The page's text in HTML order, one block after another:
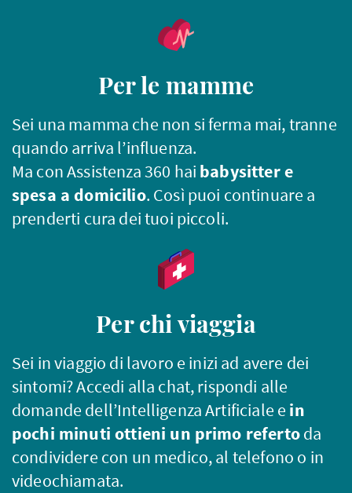
Per le mamme
Sei una mamma che non si ferma mai, tranne
quando arriva l’influenza.
Ma con Assistenza 360 hai babysitter e
spesa a domicilio. Così puoi continuare a
prenderti cura dei tuoi piccoli.
Per chi viaggia
Sei in viaggio di lavoro e inizi ad avere dei
sintomi? Accedi alla chat, rispondi alle
domande dell’Intelligenza Artificiale e in
pochi minuti ottieni un primo refertoda
condividere con un medico, al telefono o in
videochiamata.